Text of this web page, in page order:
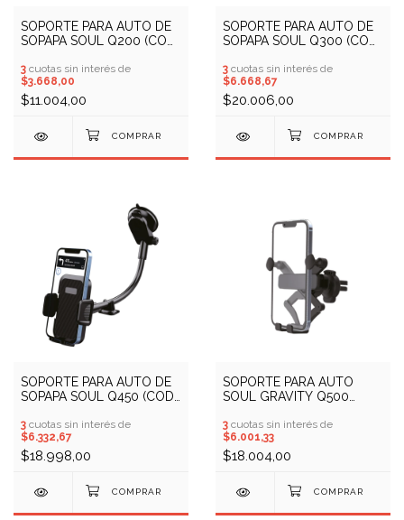
SOPORTE PARA AUTO DE
SOPAPA SOUL Q200 (COD:
3 cuotas sin interés de
$3.668,00
$11.004,00
SOPORTE PARA AUTO DE
SOPAPA SOUL Q300 (COD:
3 cuotas sin interés de
$6.668,67
$20.006,00
SOPORTE PARA AUTO DE
SOPAPA SOUL Q450 (COD:
3 cuotas sin interés de
$6.332,67
$18.998,00
SOPORTE PARA AUTO
SOUL GRAVITY Q500
3 cuotas sin interés de
$6.001,33
$18.004,00